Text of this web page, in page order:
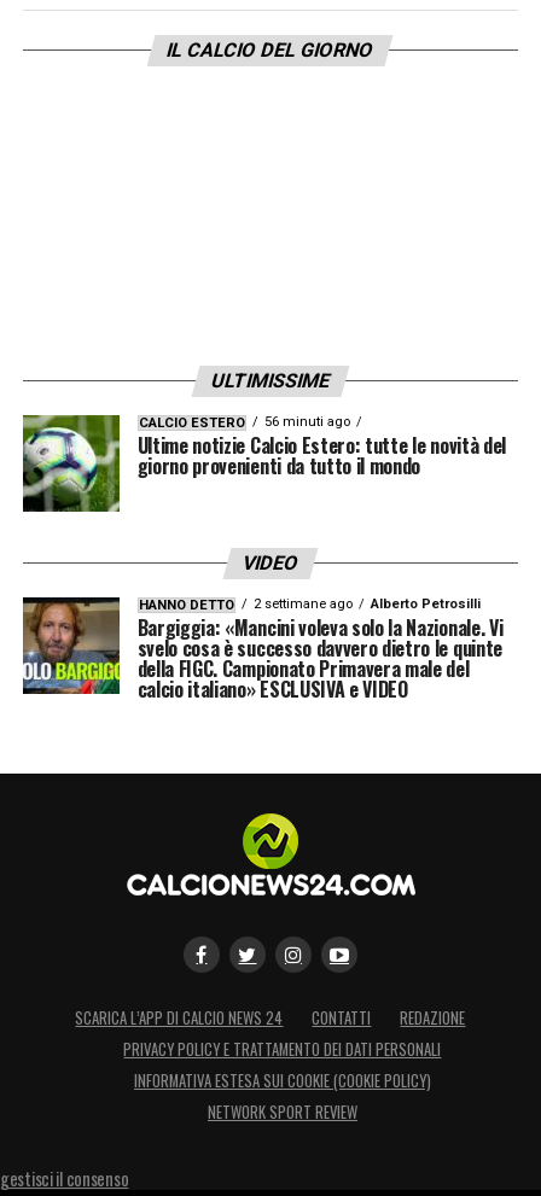
El Mundo Deportivo– avrebbe
IL CALCIO DEL GIORNO
ULTIMISSIME
CALCIO ESTERO 56 minuti ago
Ultime notizie Calcio Estero: tutte le novità del
giorno provenienti da tutto il mondo
VIDEO
HANNO DETTO 2 settimane ago Alberto Petrosilli
Bargiggia: «Mancini voleva solo la Nazionale. Vi
svelo cosa è successo davvero dietro le quinte
della FIGC. Campionato Primavera male del
calcio italiano» ESCLUSIVA e VIDEO
SCARICA L’APP DI CALCIO NEWS 24 CONTATTI
REDAZIONE
PRIVACY POLICY E TRATTAMENTO DEI DATI PERSONALI
INFORMATIVA ESTESA SUI COOKIE (COOKIE POLICY)
NETWORK SPORT REVIEW
gestisci il consenso